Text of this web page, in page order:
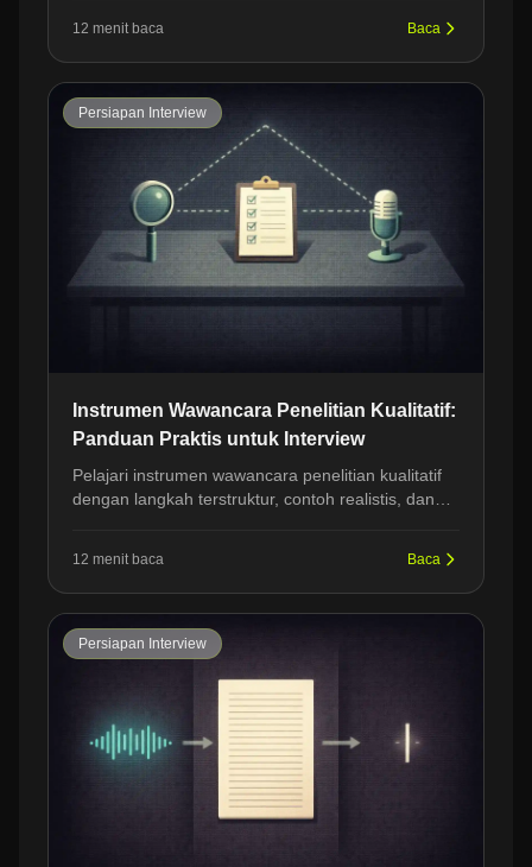
12 menit baca Baca
Persiapan Interview
Instrumen Wawancara Penelitian Kualitatif:
Panduan Praktis untuk Interview
Pelajari instrumen wawancara penelitian kualitatif
dengan langkah terstruktur, contoh realistis, dan
12 menit baca Baca
Persiapan Interview